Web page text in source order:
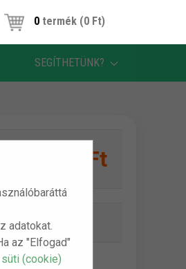
adatokat.
az "Elfogad"
süti (cookie)
0termék (0 Ft)
SEGÍTHETÜNK?
890 Ft
Készleten
990 Ft-tól